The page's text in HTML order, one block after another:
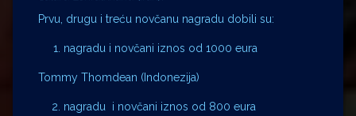
Prvu, drugu i treću novčanu nagradu dobili su:
nagradu i novčani iznos od 1000 eura
Tommy Thomdean (Indonezija)
nagradu i novčani iznos od 800 eura